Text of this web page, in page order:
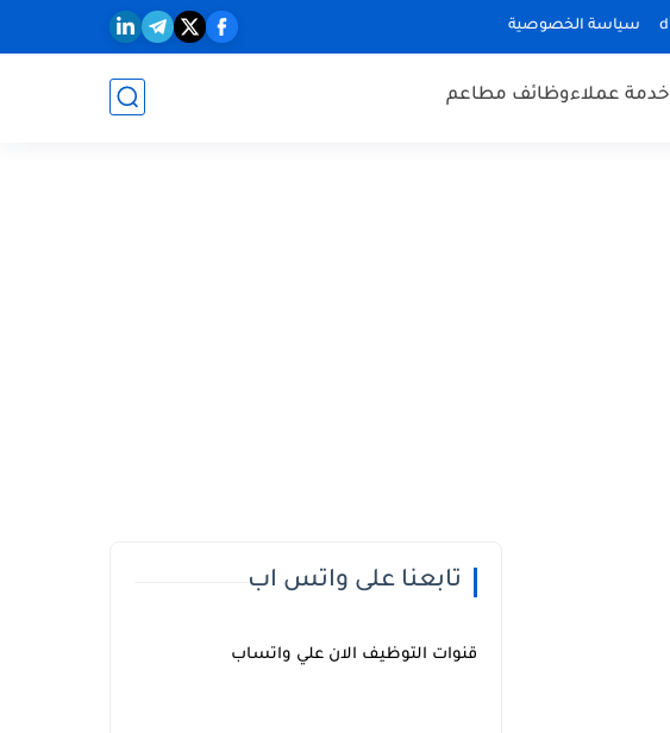
سياسة الخصوصية
خدمة عملاءوظائف مطاعم
تابعنا على واتس اب
قنوات التوظيف الان علي واتساب